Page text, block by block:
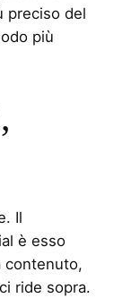
preciso del
più
Il
è esso
ride sopra.